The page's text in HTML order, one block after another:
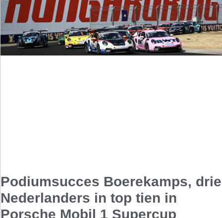
Podiumsucces Boerekamps, drie
Nederlanders in top tien in
Porsche Mobil 1 Supercup